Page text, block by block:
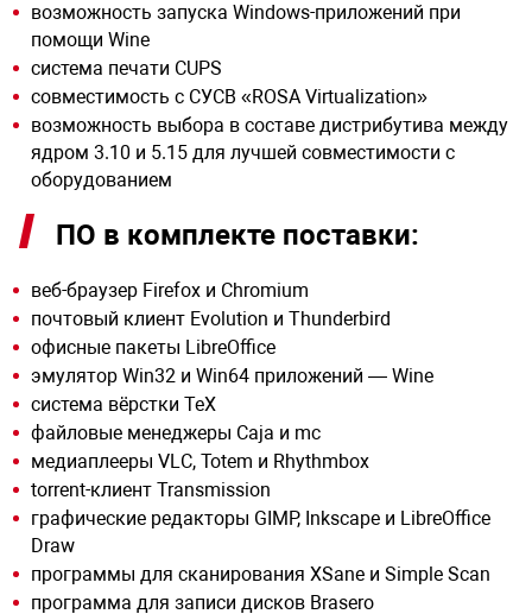
оборудование
возможность запуска Windows-приложений при
помощи Wine
система печати CUPS
совместимость с СУСВ «ROSA Virtualization»
возможность выбора в составе дистрибутива между
ядром 3.10 и 5.15 для лучшей совместимости с
оборудованием
ПО в комплекте поставки:
веб-браузер Firefox и Chromium
почтовый клиент Evolution и Thunderbird
офисные пакеты LibreOffice
эмулятор Win32 и Win64 приложений — Wine
система вёрстки TeX
файловые менеджеры Caja и mc
медиаплееры VLC, Totem и Rhythmbox
torrent-клиент Transmission
графические редакторы GIMP, Inkscape и LibreOffice
Draw
программы для сканирования XSane и Simple Scan
программа для записи дисков Brasero